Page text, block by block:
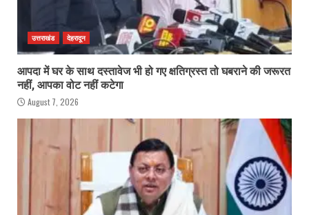
उत्तराखंड देहरादून
आपदा में घर के साथ दस्तावेज भी हो गए क्षतिग्रस्त तो घबराने की जरूरत
नहीं, आपका वोट नहीं कटेगा
August 7, 2026